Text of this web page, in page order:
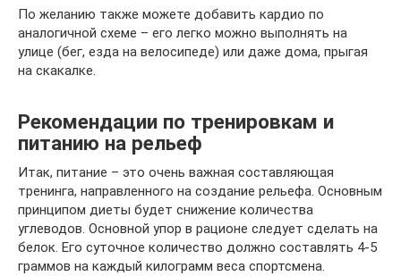
По желанию также можете добавить кардио по
аналогичной схеме – его легко можно выполнять на
улице (бег, езда на велосипеде) или даже дома, прыгая
на скакалке.
Рекомендации по тренировкам и
питанию на рельеф
Итак, питание – это очень важная составляющая
тренинга, направленного на создание рельефа. Основным
принципом диеты будет снижение количества
углеводов. Основной упор в рационе следует сделать на
белок. Его суточное количество должно составлять 4-5
граммов на каждый килограмм веса спортсмена.